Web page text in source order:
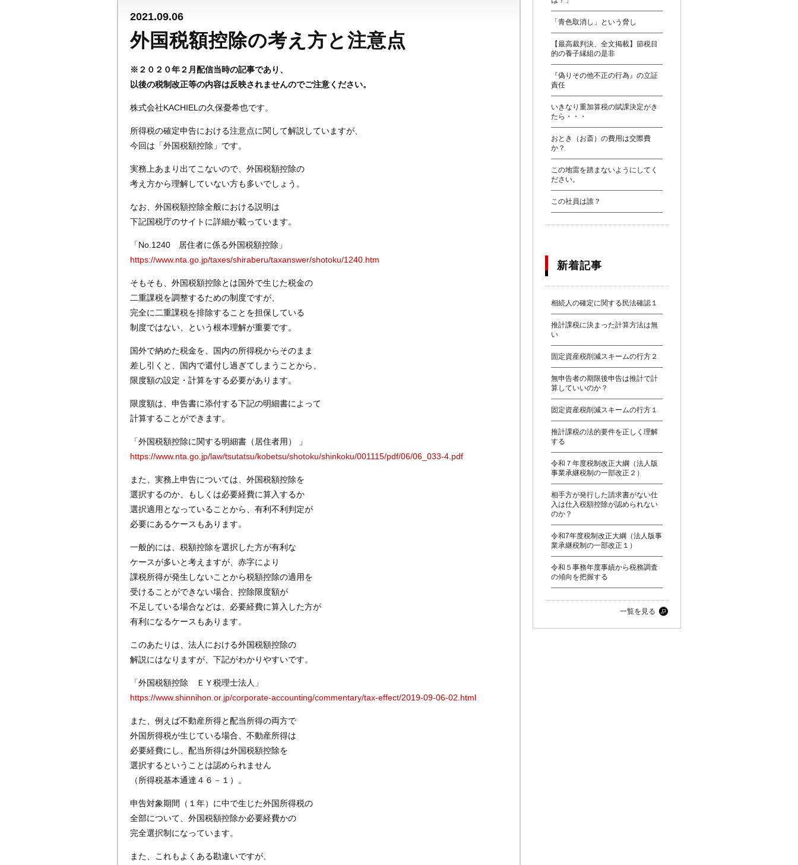
2021.09.06
外国税額控除の考え方と注意点
※２０２０年２月配信当時の記事であり、
以後の税制改正等の内容は反映されませんのでご注意ください。
株式会社KACHIELの久保憂希也です。
所得税の確定申告における注意点に関して解説していますが、
今回は「外国税額控除」です。
実務上あまり出てこないので、外国税額控除の
考え方から理解していない方も多いでしょう。
なお、外国税額控除全般における説明は
下記国税庁のサイトに詳細が載っています。
「No.1240 居住者に係る外国税額控除」
https://www.nta.go.jp/taxes/shiraberu/taxanswer/shotoku/1240.htm
そもそも、外国税額控除とは国外で生じた税金の
二重課税を調整するための制度ですが、
完全に二重課税を排除することを担保している
制度ではない、という根本理解が重要です。
国外で納めた税金を、国内の所得税からそのまま
差し引くと、国内で還付し過ぎてしまうことから、
限度額の設定・計算をする必要があります。
限度額は、申告書に添付する下記の明細書によって
計算することができます。
「外国税額控除に関する明細書（居住者用） 」
https://www.nta.go.jp/law/tsutatsu/kobetsu/shotoku/shinkoku/001115/pdf/06/06_033-4.pdf
また、実務上申告については、外国税額控除を
選択するのか、もしくは必要経費に算入するか
選択適用となっていることから、有利不利判定が
必要にあるケースもあります。
一般的には、税額控除を選択した方が有利な
ケースが多いと考えますが、赤字により
課税所得が発生しないことから税額控除の適用を
受けることができない場合、控除限度額が
不足している場合などは、必要経費に算入した方が
有利になるケースもあります。
このあたりは、法人における外国税額控除の
解説にはなりますが、下記がわかりやすいです。
「外国税額控除 ＥＹ税理士法人」
https://www.shinnihon.or.jp/corporate-accounting/commentary/tax-effect/2019-09-06-02.html
また、例えば不動産所得と配当所得の両方で
外国所得税が生じている場合、不動産所得は
必要経費にし、配当所得は外国税額控除を
選択するということは認められません
（所得税基本通達４６－１）。
申告対象期間（１年）に中で生じた外国所得税の
全部について、外国税額控除か必要経費かの
完全選択制になっています。
また、これもよくある勘違いですが、
「青色取消し」という脅し
【最高裁判決、全文掲載】節税目
的の養子縁組の是非
『偽りその他不正の行為』の立証
責任
いきなり重加算税の賦課決定がき
たら・・・
おとき（お斎）の費用は交際費
か？
この地雷を踏まないようにしてく
ださい。
この社員は誰？
新着記事
相続人の確定に関する民法確認１
推計課税に決まった計算方法は無
い
固定資産税削減スキームの行方２
無申告者の期限後申告は推計で計
算していいのか？
固定資産税削減スキームの行方１
推計課税の法的要件を正しく理解
する
令和７年度税制改正大綱（法人版
事業承継税制の一部改正２）
相手方が発行した請求書がない仕
入は仕入税額控除が認められない
のか？
令和7年度税制改正大綱（法人版事
業承継税制の一部改正１）
令和５事務年度事績から税務調査
の傾向を把握する
一覧を見る